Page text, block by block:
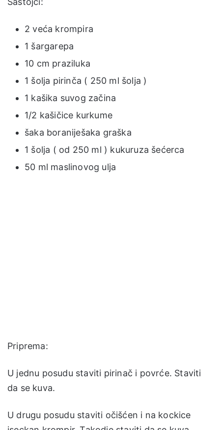
2 veća krompira
1 šargarepa
10 cm praziluka
1 šolja pirinča ( 250 ml šolja )
1 kašika suvog začina
1/2 kašičice kurkume
šaka boraniješaka graška
1 šolja ( od 250 ml ) kukuruza šećerca
50 ml maslinovog ulja
Priprema:
U jednu posudu staviti pirinač i povrće. Staviti
da se kuva.
U drugu posudu staviti očišćen i na kockice